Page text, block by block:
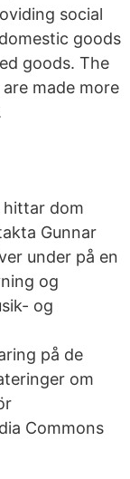
social
goods
goods. The
made more
hittar dom
Gunnar
under på en
og
og
på de
om
Commons